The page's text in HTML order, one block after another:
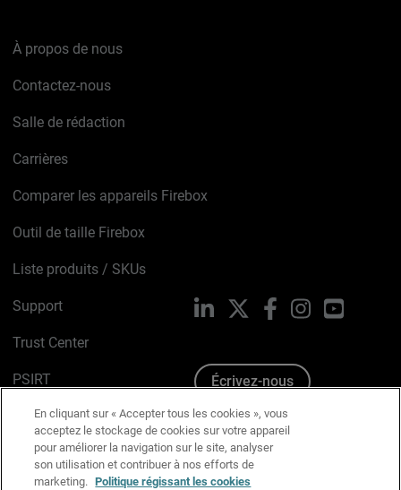
À propos de nous
Contactez-nous
Salle de rédaction
Carrières
Comparer les appareils Firebox
Outil de taille Firebox
Liste produits / SKUs
Support
Trust Center
PSIRT
Avis sur les cookies
Politique de confidentialité
LinkedIn FacebookInstagramYouTube
Écrivez-nous
En cliquant sur « Accepter tous les cookies », vous
acceptez le stockage de cookies sur votre appareil
pour améliorer la navigation sur le site, analyser
son utilisation et contribuer à nos efforts de
marketing. Politique régissant les cookies